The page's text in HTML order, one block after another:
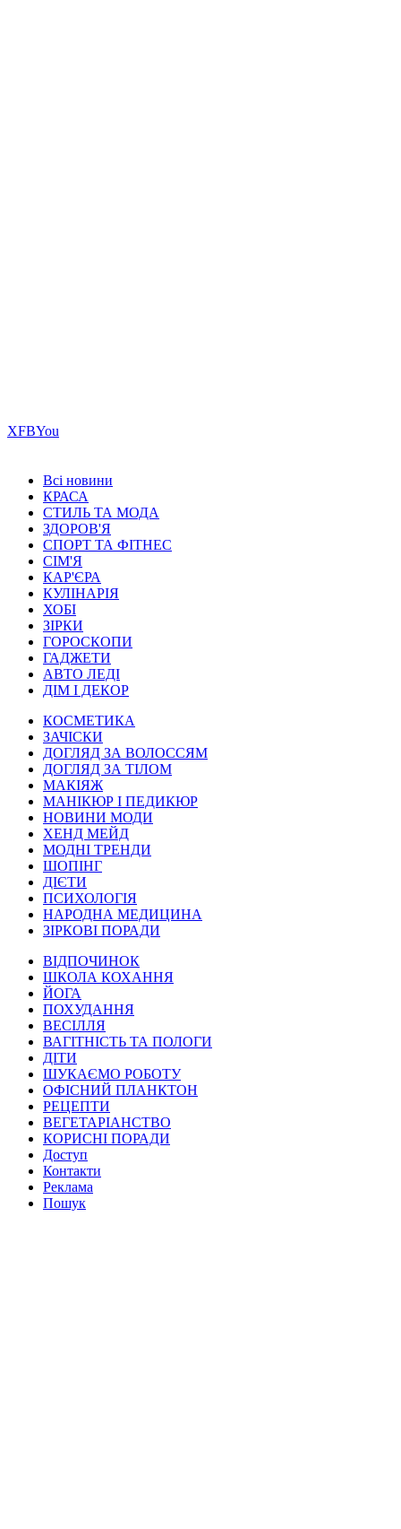
ХFBYou
Всі новини
КРАСА
СТИЛЬ ТА МОДА
ЗДОРОВ'Я
СПОРТ ТА ФІТНЕС
СІМ'Я
КАР'ЄРА
КУЛІНАРІЯ
ХОБІ
ЗІРКИ
ГОРОСКОПИ
ГАДЖЕТИ
АВТО ЛЕДІ
ДІМ І ДЕКОР
КОСМЕТИКА
ЗАЧІСКИ
ДОГЛЯД ЗА ВОЛОССЯМ
ДОГЛЯД ЗА ТІЛОМ
МАКІЯЖ
МАНІКЮР І ПЕДИКЮР
НОВИНИ МОДИ
ХЕНД МЕЙД
МОДНІ ТРЕНДИ
ШОПІНГ
ДІЄТИ
ПСИХОЛОГІЯ
НАРОДНА МЕДИЦИНА
ЗІРКОВІ ПОРАДИ
ВІДПОЧИНОК
ШКОЛА КОХАННЯ
ЙОГА
ПОХУДАННЯ
ВЕСІЛЛЯ
ВАГІТНІСТЬ ТА ПОЛОГИ
ДІТИ
ШУКАЄМО РОБОТУ
ОФІСНИЙ ПЛАНКТОН
РЕЦЕПТИ
ВЕГЕТАРІАНСТВО
КОРИСНІ ПОРАДИ
Доступ
Контакти
Реклама
Пошук